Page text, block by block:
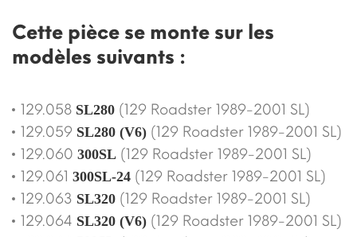
Cette pièce se monte sur les
modèles suivants :
129.058 SL280 (129 Roadster 1989-2001 SL)
129.059 SL280 (V6) (129 Roadster 1989-2001 SL)
129.060 300SL (129 Roadster 1989-2001 SL)
129.061 300SL-24 (129 Roadster 1989-2001 SL)
129.063 SL320 (129 Roadster 1989-2001 SL)
129.064 SL320 (V6) (129 Roadster 1989-2001 SL)